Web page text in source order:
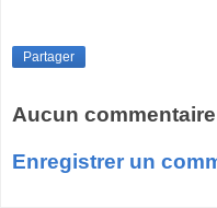
Partager
Aucun
Enregistrer un